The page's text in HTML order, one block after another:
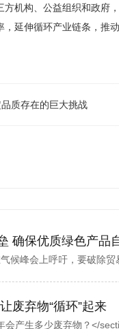
机构、公益组织和政府
延伸循环产业链条，推
质存在的巨大挑战
废弃物“循环”起来